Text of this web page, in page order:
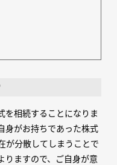
を相続することになりま
身がお持ちであった株式
が分散してしまうことで
りますので、ご自身が意